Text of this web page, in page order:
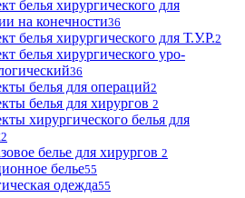
белья хирургического для
на конечности36
белья хирургического для Т.У.Р.2
белья хирургического уро-
36
белья для операций2
белья для хирургов 2
хирургического белья для
2
белье для хирургов 2
белье55
одежда55